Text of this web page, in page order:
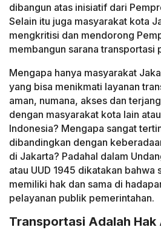
dibangun atas inisiatif dari
Selain itu juga masyarakat kota
mengkritisi dan mendorong
membangun sarana transportasi
Mengapa hanya masyarakat
yang bisa menikmati layanan
aman, numana, akses dan
dengan masyarakat kota lain
Indonesia? Mengapa sangat
dibandingkan dengan
di Jakarta? Padahal dalam
atau UUD 1945 dikatakan bahwa
memiliki hak dan sama di
pelayanan publik pemerintahan.
Transportasi Adalah Hak